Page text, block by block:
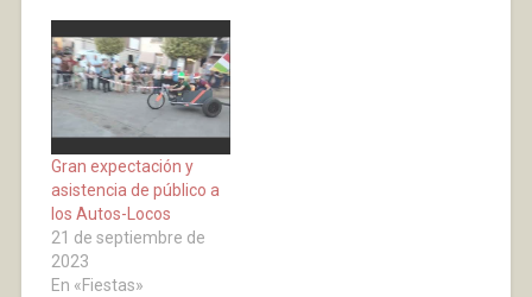
Gran expectación y
asistencia de público a
los Autos-Locos
21 de septiembre de
2023
En «Fiestas»